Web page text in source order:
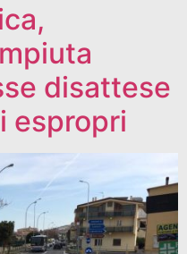
disattese
espropri